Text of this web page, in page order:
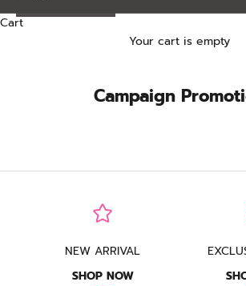
Cart
Your cart is empty
Campaign
NEW ARRIVAL
SHOP NOW